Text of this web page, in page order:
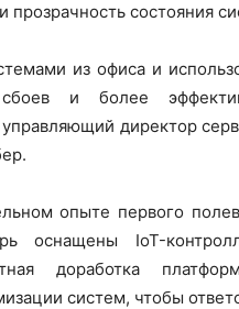
состояния
из офиса и
и более
директор
опыте первого
оснащены IoT-
доработка
систем, чтобы